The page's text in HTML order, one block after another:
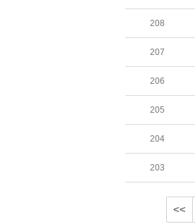
208
207
206
205
204
203
<<